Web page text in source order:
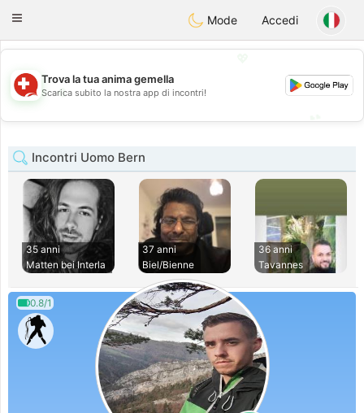
Suissi
Toggle
Mode Accedi
💖
💕
Trova la tua anima gemella
Scarica subito la nostra app di incontri!
Incontri Uomo Bern
35 anni
Matten bei Interla
37 anni
Biel/Bienne
36 anni
Tavannes
0.8/1